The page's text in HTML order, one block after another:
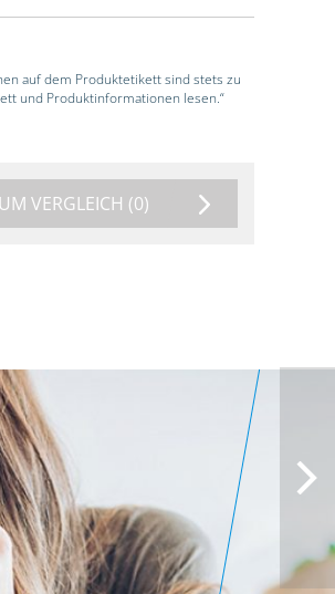
auf dem Produktetikett sind stets zu
und Produktinformationen lesen.“
VERGLEICH (0)